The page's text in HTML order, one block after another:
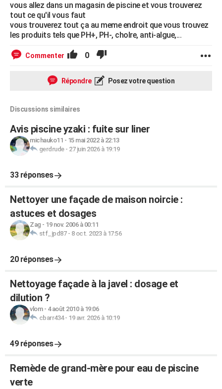
vous allez dans un magasin de piscine et vous trouverez
tout ce qu'il vous faut
vous trouverez tout ça au meme endroit que vous trouvez
les produits tels que PH+, PH-, cholre, anti-algue,...
Commenter 0
Répondre Posez votre question
Discussions similaires
Avis piscine yzaki : fuite sur liner
michauko11 - 15 mai 2022 à 22:13
gerdrude- 27 juin 2026 à 19:19
33 réponses
Nettoyer une façade de maison noircie :
astuces et dosages
Zag - 19 nov. 2006 à 00:11
stf_jpd87- 8 oct. 2023 à 17:56
20 réponses
Nettoyage façade à la javel : dosage et
dilution ?
vlom- 4 août 2010 à 19:06
cbarr434- 19 avr. 2026 à 10:19
49 réponses
Remède de grand-mère pour eau de piscine
verte